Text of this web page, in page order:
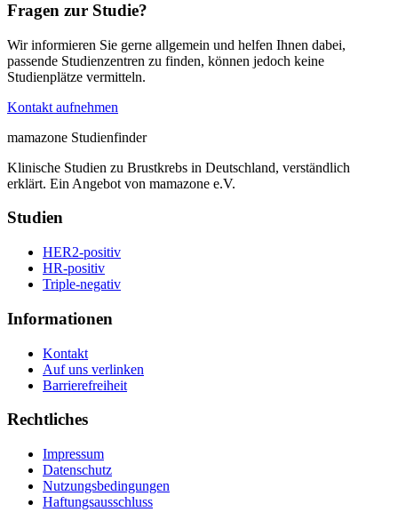
Fragen zur Studie?
Wir informieren Sie gerne allgemein und helfen Ihnen dabei,
passende Studienzentren zu finden, können jedoch keine
Studienplätze vermitteln.
Kontakt aufnehmen
mamazone Studienfinder
Klinische Studien zu Brustkrebs in Deutschland, verständlich
erklärt. Ein Angebot von mamazone e.V.
Studien
HER2-positiv
HR-positiv
Triple-negativ
Informationen
Kontakt
Auf uns verlinken
Barrierefreiheit
Rechtliches
Impressum
Datenschutz
Nutzungsbedingungen
Haftungsausschluss